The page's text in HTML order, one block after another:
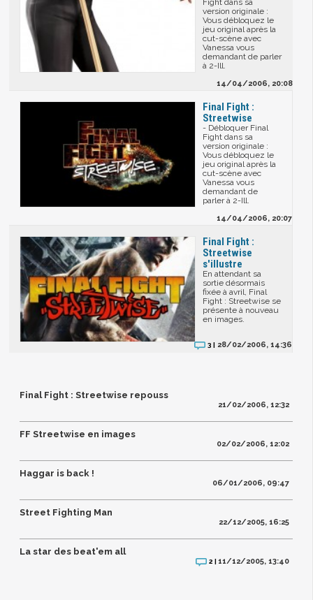
Fight dans sa
version originale :
Vous débloquez le
jeu original après la
cut-scène avec
Vanessa vous
demandant de parler
à 2-Ill.
14/04/2006, 20:08
Final Fight :
Streetwise
- Débloquer Final
Fight dans sa
version originale :
Vous débloquez le
jeu original après la
cut-scène avec
Vanessa vous
demandant de
parler à 2-Ill.
14/04/2006, 20:07
Final Fight :
Streetwise
s'illustre
En attendant sa
sortie désormais
fixée à avril, Final
Fight : Streetwise se
présente à nouveau
en images.
3 | 28/02/2006, 14:36
Final Fight : Streetwise repouss
21/02/2006, 12:32
FF Streetwise en images
02/02/2006, 12:02
Haggar is back !
06/01/2006, 09:47
Street Fighting Man
22/12/2005, 16:25
La star des beat'em all
2 | 11/12/2005, 13:40